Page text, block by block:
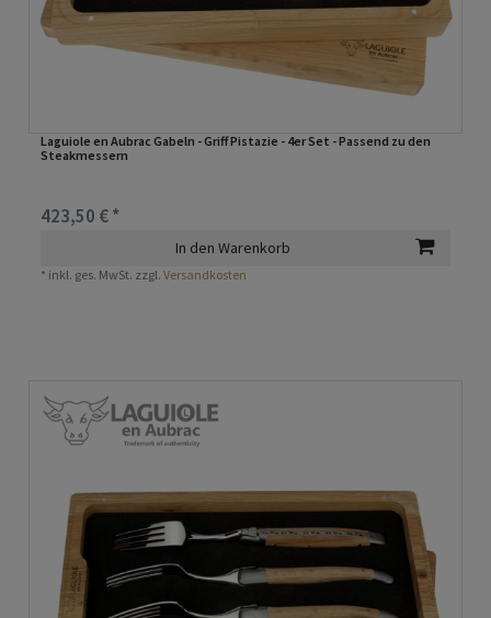
Laguiole en Aubrac Gabeln - Griff Pistazie - 4er Set - Passend zu den
Steakmessern
423,50 € *
In den Warenkorb
* inkl. ges. MwSt. zzgl.Versandkosten